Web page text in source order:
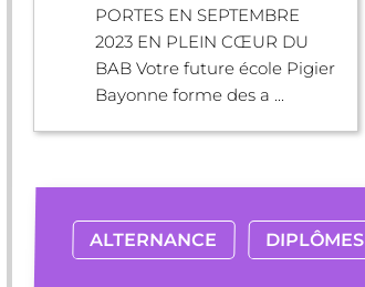
PORTES EN SEPTEMBRE
2023 EN PLEIN CŒUR DU
BAB Votre future école Pigier
Bayonne forme des a ...
ALTERNANCE DIPLÔMES